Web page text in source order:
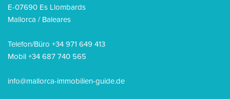
E-07690 Es Llombards
Mallorca / Baleares
Telefon/Büro +34 971 649 413
Mobil +34 687 740 565
info@mallorca-immobilien-guide.de